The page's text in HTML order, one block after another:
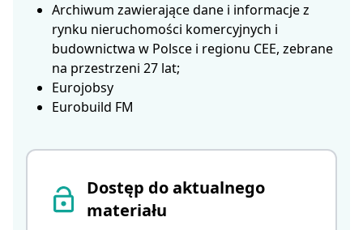
Dostęp do aktualnego
materiału
Archiwum zawierające dane i informacje z
rynku nieruchomości komercyjnych i
budownictwa w Polsce i regionu CEE, zebrane
na przestrzeni 27 lat;
Eurojobsy
Eurobuild FM